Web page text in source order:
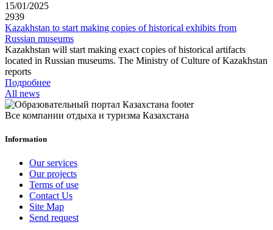
15/01/2025
2939
Kazakhstan to start making copies of historical exhibits from
Russian museums
Kazakhstan will start making exact copies of historical artifacts
located in Russian museums. The Ministry of Culture of Kazakhstan
reports
Подробнее
All news
Все компании отдыха и туризма Казахстана
Information
Our services
Our projects
Terms of use
Contact Us
Site Map
Send request